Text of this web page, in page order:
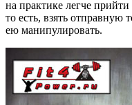
на практике легче
то есть, взять отправную
ею ма­ни­пу­ли­ро­вать.